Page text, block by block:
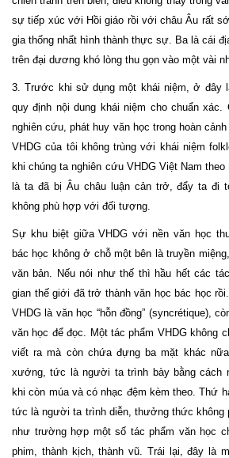
sự tiếp xúc với Hồi giáo rồi với châu Âu rất
gia thống nhất hình thành thực sự. Ba là cái
trên đại dương khó lòng thu gọn vào một vài
3. Trước khi sử dụng một khái niệm, ở đây
quy định nội dung khái niệm cho chuẩn
nghiên cứu, phát huy văn học trong hoàn
VHDG của tôi không trùng với khái niệm
khi chúng ta nghiên cứu VHDG Việt Nam
là ta đã bị Âu châu luận cản trở, đẩy ta đi
không phù hợp với đối tượng.
Sự khu biệt giữa VHDG với nền văn học
bác học không ở chỗ một bên là truyền
văn bản. Nếu nói như thế thì hầu hết các
gian thế giới đã trở thành văn học bác học
VHDG là văn học “hỗn đồng” (syncrétique),
văn học để đọc. Một tác phẩm VHDG không
viết ra mà còn chứa đựng ba mặt khác
xướng, tức là người ta trình bày bằng cách
khi còn múa và có nhạc đệm kèm theo. Thứ
tức là người ta trình diễn, thưởng thức không
như trường hợp một số tác phẩm văn học
phim, thành kịch, thành vũ. Trái lại, đây là